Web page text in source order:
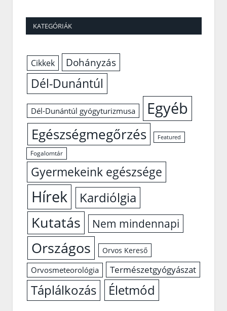
KATEGÓRIÁK
Cikkek Dohányzás
Dél-Dunántúl
Dél-Dunántúl gyógyturizmusa Egyéb
Egészségmegőrzés Featured
Fogalomtár
Gyermekeink egészsége
Hírek Kardiólgia
Kutatás Nem mindennapi
Országos Orvos Kereső
Orvosmeteorológia Természetgyógyászat
Táplálkozás Életmód